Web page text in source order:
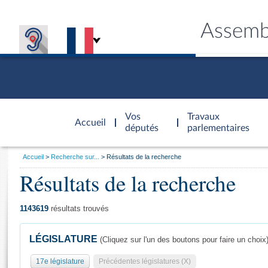
Accueil
d'accueil
Vos
députés
Travaux
parlementaires
Général
Vous
Accueil Recherche sur... Résultats de la recherche
Résultats de la recherche
1143619 résultats trouvés
LÉGISLATURE (Cliquez sur l'un des boutons pour faire un choix)
17e législature Précédentes législatures (X)